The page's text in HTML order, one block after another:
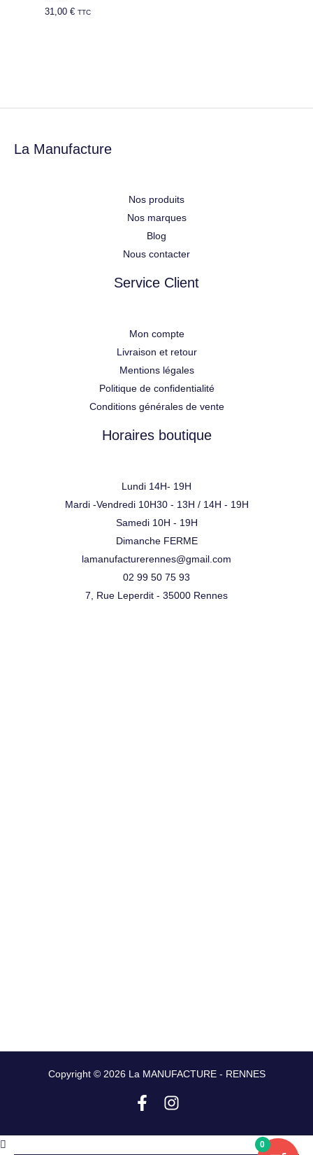
31,00 € TTC
La Manufacture
Nos produits
Nos marques
Blog
Nous contacter
Service Client
Mon compte
Livraison et retour
Mentions légales
Politique de confidentialité
Conditions générales de vente
Horaires boutique
Lundi 14H- 19H
Mardi -Vendredi 10H30 - 13H / 14H - 19H
Samedi 10H - 19H
Dimanche FERME
lamanufacturerennes@gmail.com
02 99 50 75 93
7, Rue Leperdit - 35000 Rennes
Copyright © 2026 La MANUFACTURE - RENNES
0